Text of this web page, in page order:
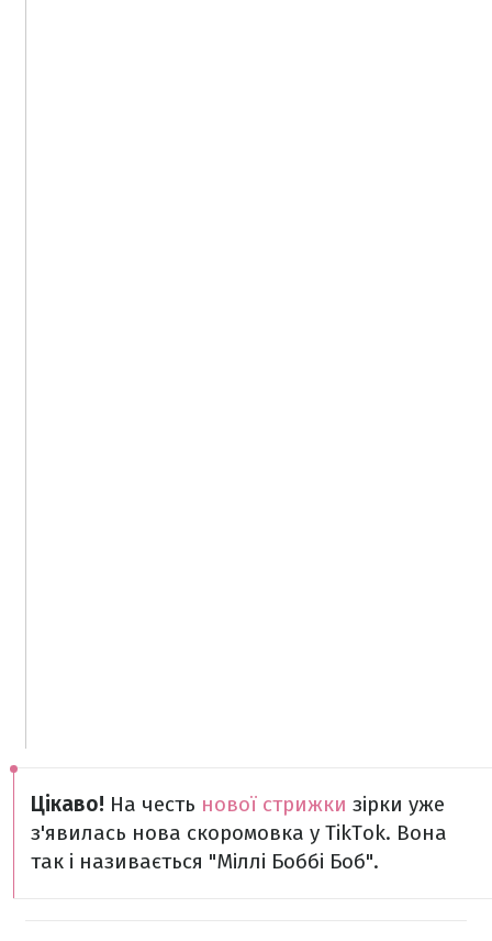
Цікаво! На честь нової стрижки зірки уже
з'явилась нова скоромовка у TikTok. Вона
так і називається "Міллі Боббі Боб".